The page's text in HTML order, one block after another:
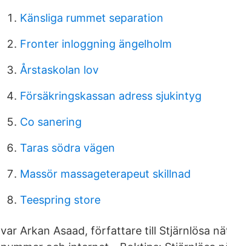
Känsliga rummet separation
Fronter inloggning ängelholm
Årstaskolan lov
Försäkringskassan adress sjukintyg
Co sanering
Taras södra vägen
Massör massageterapeut skillnad
Teespring store
var Arkan Asaad, författare till Stjärnlösa